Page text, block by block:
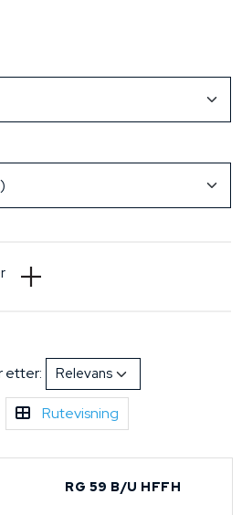
etter:
Rutevisning
RG 59 B/U HFFH